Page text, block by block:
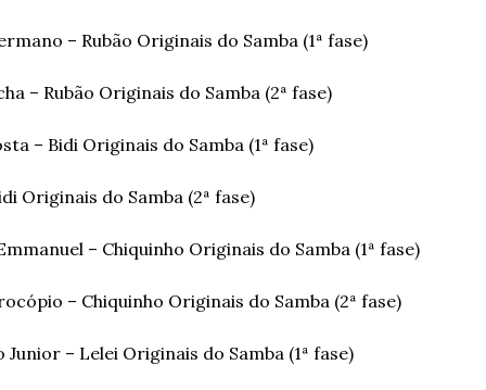
– Rubão Originais do Samba (1ª fase)
– Rubão Originais do Samba (2ª fase)
– Bidi Originais do Samba (1ª fase)
Originais do Samba (2ª fase)
– Chiquinho Originais do Samba (1ª fase)
– Chiquinho Originais do Samba (2ª fase)
Junior – Lelei Originais do Samba (1ª fase)